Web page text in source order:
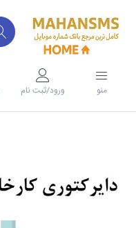
منو ورود/ثبت نام